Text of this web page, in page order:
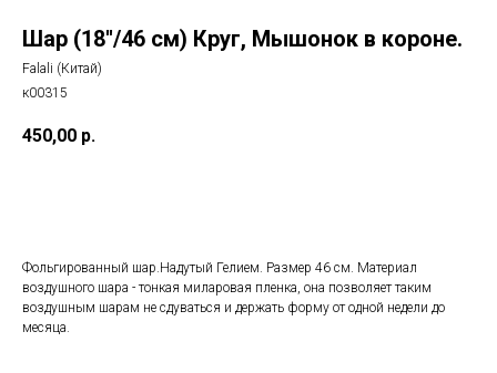
Шар (18''/46 см) Круг, Мышонок в короне.
Falali (Китай)
к00315
450,00 р.
Фольгированный шар.Надутый Гелием. Размер 46 см. Материал
воздушного шара - тонкая миларовая пленка, она позволяет таким
воздушным шарам не сдуваться и держать форму от одной недели до
месяца.